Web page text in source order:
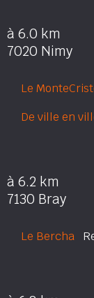
à 6.0 km
7020 Nimy
Le
De ville en
à 6.2 km
7130 Bray
Le Bercha